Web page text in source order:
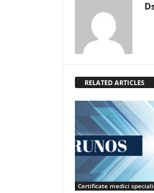
RELATED ARTICLES
Certificate medici